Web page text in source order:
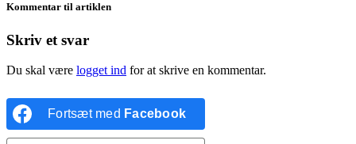
Kommentar til artiklen
Skriv et svar
Du skal være logget ind for at skrive en kommentar.
Fortsæt med Facebook